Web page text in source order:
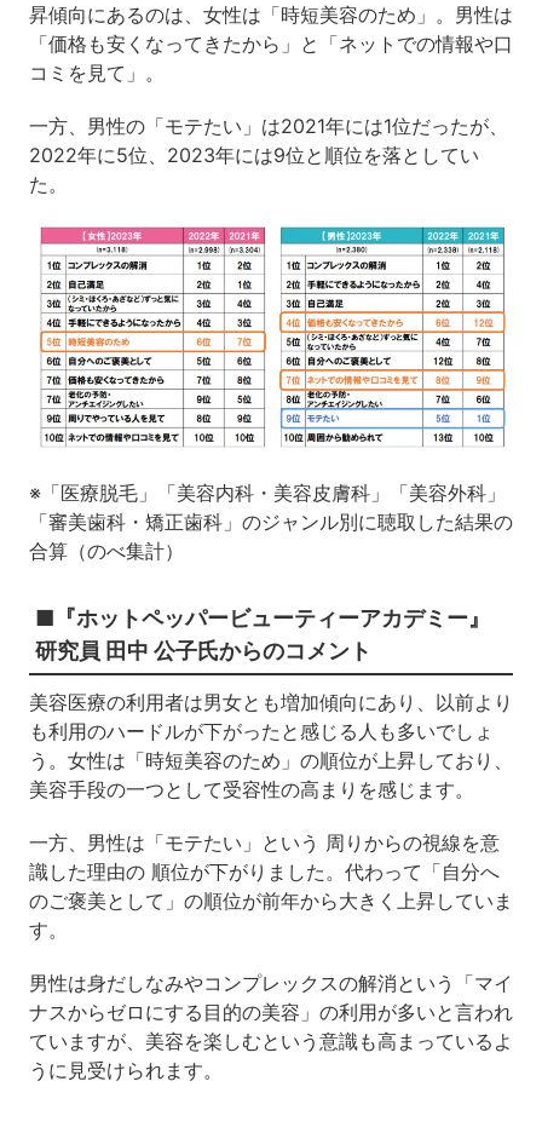
昇傾向にあるのは、女性は「時短美容のため」。男性は
「価格も安くなってきたから」と「ネットでの情報や口
コミを見て」。
一方、男性の「モテたい」は2021年には1位だったが、
2022年に5位、2023年には9位と順位を落としてい
た。
※「医療脱毛」「美容内科・美容皮膚科」「美容外科」
「審美歯科・矯正歯科」のジャンル別に聴取した結果の
合算（のべ集計）
■『ホットペッパービューティーアカデミー』
研究員 田中 公子氏からのコメント
美容医療の利用者は男女とも増加傾向にあり、以前より
も利用のハードルが下がったと感じる人も多いでしょ
う。女性は「時短美容のため」の順位が上昇しており、
美容手段の一つとして受容性の高まりを感じます。
一方、男性は「モテたい」という 周りからの視線を意
識した理由の 順位が下がりました。代わって「自分へ
のご褒美として」の順位が前年から大きく上昇していま
す。
男性は身だしなみやコンプレックスの解消という「マイ
ナスからゼロにする目的の美容」の利用が多いと言われ
ていますが、美容を楽しむという意識も高まっているよ
うに見受けられます。